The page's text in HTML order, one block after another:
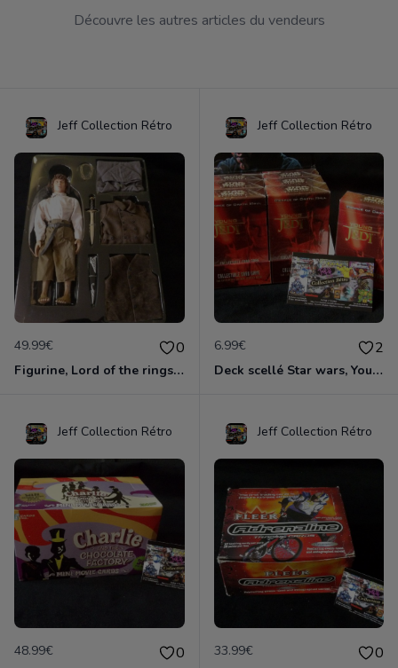
Découvre les autres articles du vendeurs
Jeff Collection Rétro
49.99€ 0
Figurine, Lord of the rings, Frodon Sacquet, Haute qualité, plastique et tissu, cuir et métal
Jeff Collection Rétro
6.99€ 2
Deck scellé Star wars, Young Jedi, Menace of Darth Maul, édition 1999
Jeff Collection Rétro
48.99€ 0
Jeff Collection Rétro
33.99€ 0